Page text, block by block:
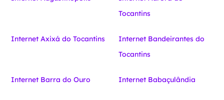
Tocantins
Internet Axixá do Tocantins
Internet Bandeirantes do
Tocantins
Internet Barra do Ouro Internet Babaçulândia